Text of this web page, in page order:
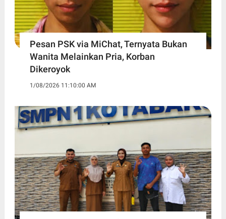
Pesan PSK via MiChat, Ternyata Bukan
Wanita Melainkan Pria, Korban
Dikeroyok
1/08/2026 11:10:00 AM